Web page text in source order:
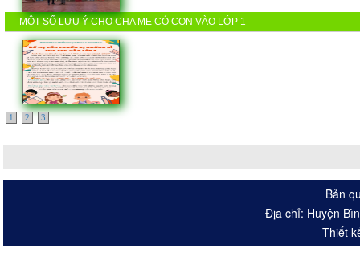
MỘT SỐ LƯU Ý CHO CHA MẸ CÓ CON VÀO LỚP 1
1 2 3
Bản
Địa chỉ: Huyện
Thiết